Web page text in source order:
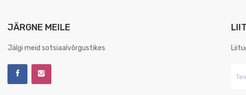
JÄRGNE MEILE
Jälgi meid sotsiaalvõrgustikes